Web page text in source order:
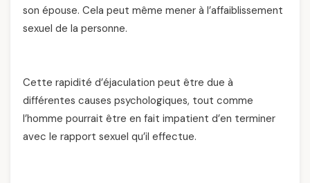
son épouse. Cela peut même mener à l’affaiblissement
sexuel de la personne.
Cette rapidité d’éjaculation peut être due à
différentes causes psychologiques, tout comme
l’homme pourrait être en fait impatient d’en terminer
avec le rapport sexuel qu’il effectue.